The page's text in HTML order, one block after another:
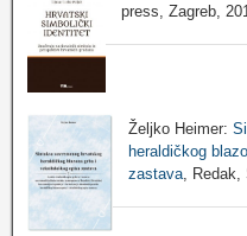
press, Zagreb,
Željko Heimer:
heraldičkog
zastava, Redak,